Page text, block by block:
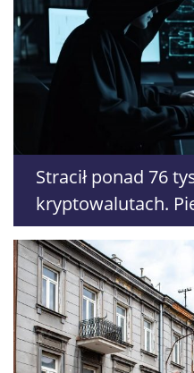
Stracił ponad 76
kryptowalutach.
fałszywemu